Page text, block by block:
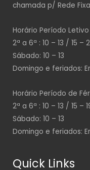
chamada p/ Rede
Horário Período Letivo
2ª a 6ª : 10 – 13 / 15 –
Sábado: 10 – 13
Domingo e feriados:
Horário Período de
2ª a 6ª : 10 – 13 / 15 –
Sábado: 10 – 13
Domingo e feriados:
Quick Links